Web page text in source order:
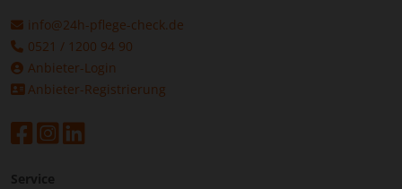
info@24h-pflege-check.de
0521 / 1200 94 90
Anbieter-Login
Anbieter-Registrierung
Service